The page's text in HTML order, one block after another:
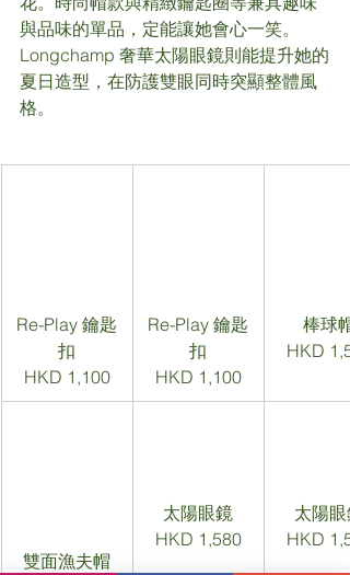
與品味的單品，定能讓她會心一笑。
Longchamp 奢華太陽眼鏡則能提升她的
夏日造型，在防護雙眼同時突顯整體風
格。
Re-Play 鑰匙
扣
HKD 1,100
Re-Play 鑰匙
扣
HKD 1,100
棒球帽
HKD
雙面漁夫帽
太陽眼鏡
HKD 1,580
太陽眼
HKD